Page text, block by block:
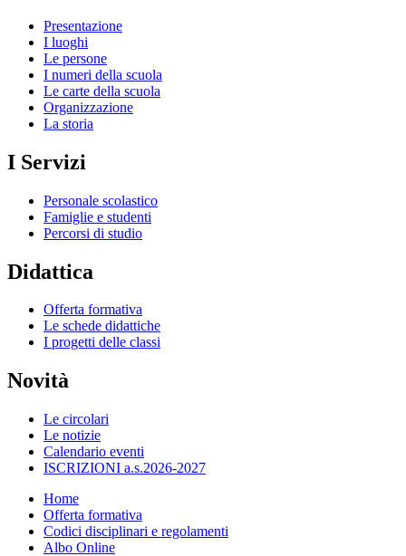
Presentazione
I luoghi
Le persone
I numeri della scuola
Le carte della scuola
Organizzazione
La storia
I Servizi
Personale scolastico
Famiglie e studenti
Percorsi di studio
Didattica
Offerta formativa
Le schede didattiche
I progetti delle classi
Novità
Le circolari
Le notizie
Calendario eventi
ISCRIZIONI a.s.2026-2027
Home
Offerta formativa
Codici disciplinari e regolamenti
Albo Online